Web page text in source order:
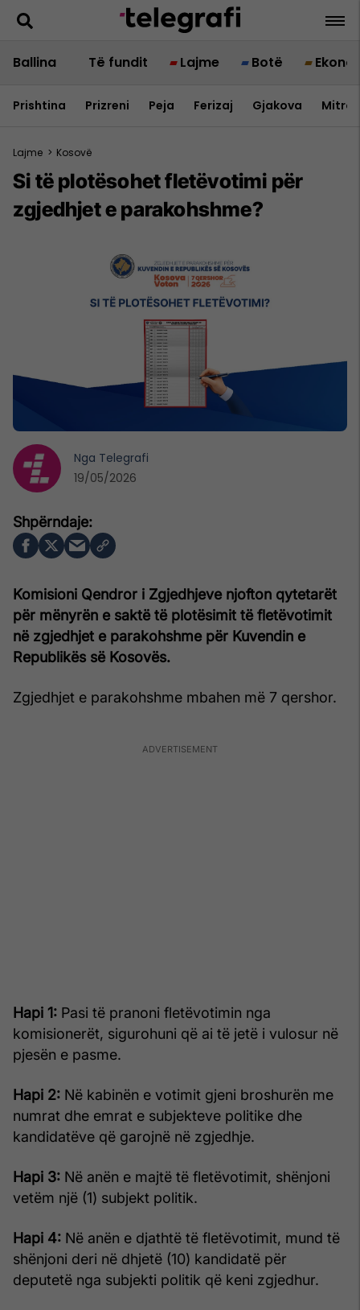
Ballina Të fundit Lajme Botë
Prishtina Prizreni Peja Ferizaj Gjakova
Lajme > Kosovë
Si të plotësohet fletëvotimi për
zgjedhjet e parakohshme?
Komisioni Qendror i Zgjedhjeve njofton qytetarët
për mënyrën e saktë të plotësimit të fletëvotimit
në zgjedhjet e parakohshme për Kuvendin e
Republikës së Kosovës.
Zgjedhjet e parakohshme mbahen më 7 qershor.
Hapi 1: Pasi të pranoni fletëvotimin nga
komisionerët, sigurohuni që ai të jetë i vulosur në
pjesën e pasme.
Hapi 2: Në kabinën e votimit gjeni broshurën me
numrat dhe emrat e subjekteve politike dhe
kandidatëve që garojnë në zgjedhje.
Hapi 3: Në anën e majtë të fletëvotimit, shënjoni
vetëm një (1) subjekt politik.
Hapi 4: Në anën e djathtë të fletëvotimit, mund të
shënjoni deri në dhjetë (10) kandidatë për
deputetë nga subjekti politik që keni zgjedhur.
Nga Telegrafi
19/05/2026